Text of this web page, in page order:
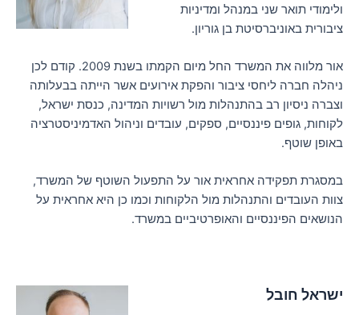
ולימודי תואר שני במנהל ומדיניות
ציבורית באוניברסיטת בן גוריון.
אור מלווה את המשרד החל מיום הקמתו בשנת 2009. קודם לכן
ניהלה חברה ליחסי ציבור והפקת אירועים אשר הייתה בבעלותה
וצברה ניסיון רב בהתנהלות מול רשויות המדינה, כנסת ישראל,
לקוחות, גופים פיננסיים, ספקים, עובדים וניהול האדמיניסטרציה
באופן שוטף.
במסגרת תפקידה אחראית אור על התפעול השוטף של המשרד,
צוות העובדים והתנהלות מול הלקוחות וכמו כן היא אחראית על
הנושאים הפיננסיים והאופרטיביים במשרד.
ישראל חובל